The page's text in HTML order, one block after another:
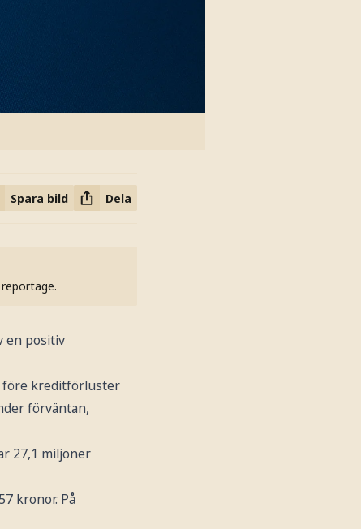
Spara bild Dela
en positiv
före kreditförluster
förväntan,
27,1 miljoner
kronor. På